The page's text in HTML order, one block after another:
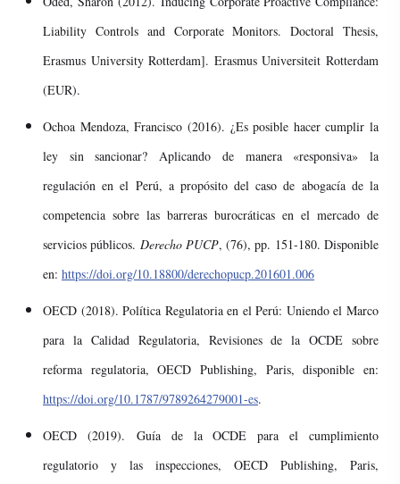
Liability Controls and Corporate Monitors. Doctoral Thesis,
Erasmus University Rotterdam]. Erasmus Universiteit Rotterdam
(EUR).
Ochoa Mendoza, Francisco (2016). ¿Es posible hacer cumplir la
ley sin sancionar? Aplicando de manera «responsiva» la
regulación en el Perú, a propósito del caso de abogacía de la
competencia sobre las barreras burocráticas en el mercado de
servicios públicos. Derecho PUCP, (76), pp. 151-180. Disponible
en: https://doi.org/10.18800/derechopucp.201601.006
OECD (2018). Política Regulatoria en el Perú: Uniendo el Marco
para la Calidad Regulatoria, Revisiones de la OCDE sobre
reforma regulatoria, OECD Publishing, Paris, disponible en:
https://doi.org/10.1787/9789264279001-es.
OECD (2019). Guía de la OCDE para el cumplimiento
regulatorio y las inspecciones, OECD Publishing, Paris,